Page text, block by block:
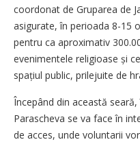
coordonat de Gruparea de
asigurate, în perioada 8-15
pentru ca aproximativ
evenimentele religioase și
spațiul public, prilejuite de
Începând din această
Parascheva se va face în
de acces, unde voluntarii